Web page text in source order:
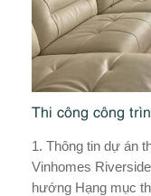
Thi công công
1. Thông tin dự án
Vinhomes
hướng Hạng mục